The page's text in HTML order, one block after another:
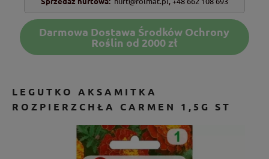
Darmowa Dostawa Środków Ochrony
Roślin od 2000 zł
LEGUTKO AKSAMITKA
ROZPIERZCHŁA CARMEN 1,5G ST